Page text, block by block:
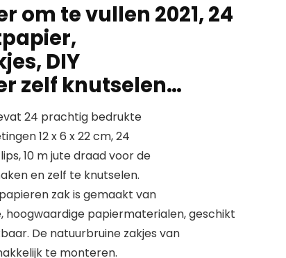
om te vullen 2021, 24
DIY
zelf knutselen…
24 prachtig bedrukte
12 x 6 x 22 cm, 24
10 m jute draad voor de
en zelf te knutselen.
zak is gemaakt van
hoogwaardige papiermaterialen, geschikt
De natuurbruine zakjes van
te monteren.